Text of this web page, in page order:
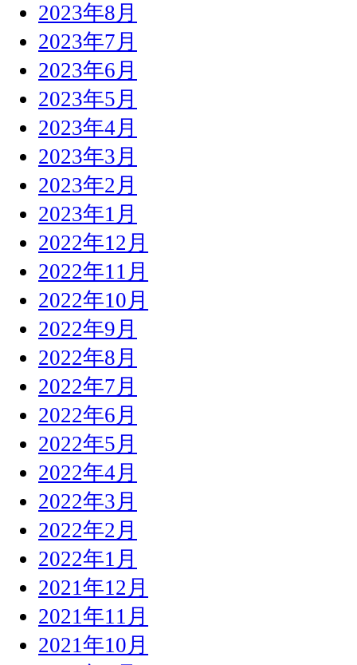
2023年8月
2023年7月
2023年6月
2023年5月
2023年4月
2023年3月
2023年2月
2023年1月
2022年12月
2022年11月
2022年10月
2022年9月
2022年8月
2022年7月
2022年6月
2022年5月
2022年4月
2022年3月
2022年2月
2022年1月
2021年12月
2021年11月
2021年10月